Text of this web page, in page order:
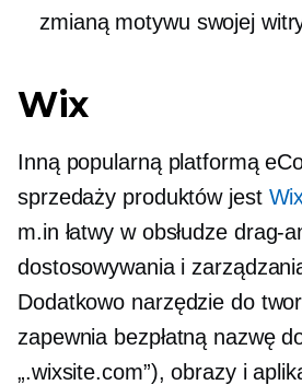
zmianą motywu swojej
Wix
Inną popularną platformą
sprzedaży produktów jest
m.in łatwy w obsłudze drag-
dostosowywania i
Dodatkowo narzędzie do
zapewnia bezpłatną nazwę
„.wixsite.com”), obrazy i